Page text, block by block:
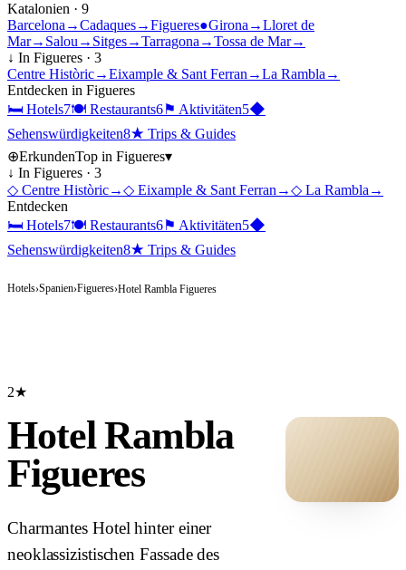
Katalonien · 9
Barcelona →Cadaques→Figueres●Girona →Lloret de
Mar→ Salou → Sitges→Tarragona →Tossa de Mar→
↓ In Figueres · 3
Centre Històric→Eixample & Sant Ferran →La Rambla →
Entdecken in Figueres
🛏 Hotels7🍽 Restaurants6⚑ Aktivitäten5◆
Sehenswürdigkeiten8★ Trips & Guides
⊕ErkundenTop in Figueres▾
↓ In Figueres · 3
◇ Centre Històric→◇ Eixample & Sant Ferran →◇ La Rambla →
Entdecken
🛏 Hotels7🍽 Restaurants6⚑ Aktivitäten5◆
Sehenswürdigkeiten8★ Trips & Guides
Hotels›Spanien›Figueres›Hotel Rambla Figueres
2★
Hotel Rambla
Figueres
Charmantes Hotel hinter einer
neoklassizistischen Fassade des